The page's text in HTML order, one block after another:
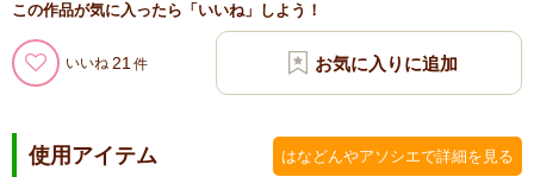
この作品が気に入ったら「いいね」しよう！
いいね 21
使用アイテム はなどんやアソシエで詳細を見る